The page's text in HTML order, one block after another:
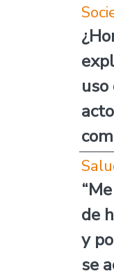
de
y
se